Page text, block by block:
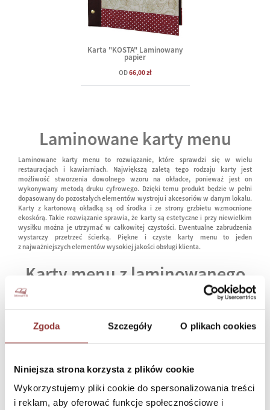
Zgoda Szczegóły O plikach cookies
Niniejsza strona korzysta z plików cookie
Wykorzystujemy pliki cookie do spersonalizowania treści
i reklam, aby oferować funkcje społecznościowe i
Karta "KOSTA" Laminowany
papier
OD66,00 zł
Laminowane karty menu
Laminowane karty menu to rozwiązanie, które sprawdzi się w wielu
restauracjach i kawiarniach. Największą zaletą tego rodzaju karty jest
możliwość stworzenia dowolnego wzoru na okładce, ponieważ jest on
wykonywany metodą druku cyfrowego. Dzięki temu produkt będzie w pełni
dopasowany do pozostałych elementów wystroju i akcesoriów w danym lokalu.
Karty z kartonową okładką są od środka i ze strony grzbietu wzmocnione
ekoskórą. Takie rozwiązanie sprawia, że karty są estetyczne i przy niewielkim
wysiłku można je utrzymać w całkowitej czystości. Ewentualne zabrudzenia
wystarczy przetrzeć ścierką. Piękne i czyste karty menu to jeden
z najważniejszych elementów wysokiej jakości obsługi klienta.
Karty menu z laminowanego
kartonu dopasowane do
Powiedz nam, czego potrzebujesz, a my wykonamy Twój projekt. W naszej
ofercie dostępne są laminowane karty menu w formacie A4, ¾ A4, A5 oraz w
. Do wyboru są także różne wypełnienia karty.
Zmiana wkładów w naszych kartach menu jest łatwa i szybka. Jeżeli interesują
Cię inne rodzajekarty menu , sprawdź naszą pozostałą ofertę.